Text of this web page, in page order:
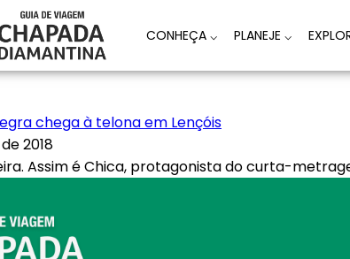
CONHEÇA ⌵ PLANEJE ⌵
chega à telona em Lençóis
2018
Assim é Chica, protagonista do curta-